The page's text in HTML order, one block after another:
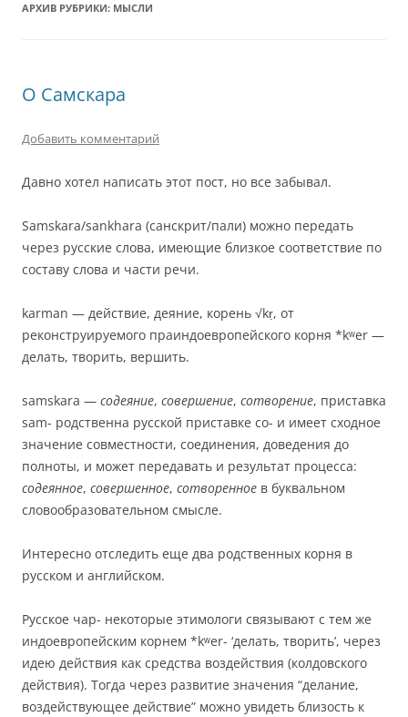
АРХИВ РУБРИКИ: МЫСЛИ
О Самскара
Добавить комментарий
Давно хотел написать этот пост, но все забывал.
Samskara/sankhara (санскрит/пали) можно передать
через русские слова, имеющие близкое соответствие по
составу слова и части речи.
karman — действие, деяние, корень √kṛ, от
реконструируемого праиндоевропейского корня *kʷer —
делать, творить, вершить.
samskara — содеяние, совершение, сотворение, приставка
sam- родственна русской приставке со- и имеет сходное
значение совместности, соединения, доведения до
полноты, и может передавать и результат процесса:
содеянное, совершенное, сотворенное в буквальном
словообразовательном смысле.
Интересно отследить еще два родственных корня в
русском и английском.
Русское чар- некоторые этимологи связывают с тем же
индоевропейским корнем *kʷer- ‘делать, творить’, через
идею действия как средства воздействия (колдовского
действия). Тогда через развитие значения “делание,
воздействующее действие” можно увидеть близость к